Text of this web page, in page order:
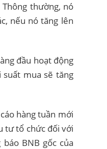
thường, nó
nếu nó tăng lên
đầu hoạt động
mua sẽ tăng
hàng tuần mới
tư tổ chức đối với
BNB gốc của